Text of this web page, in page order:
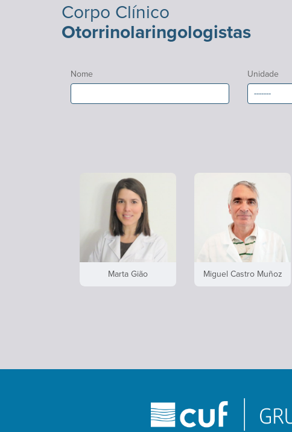
Corpo Clínico
Otorrinolaringologistas
Nome Unidade
Marta Gião Miguel Castro Muñoz